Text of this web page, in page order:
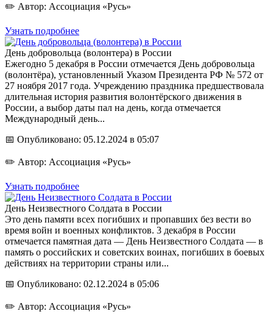
✏️ Автор: Ассоциация «Русь»
Узнать подробнее
День добровольца (волонтера) в России
Ежегодно 5 декабря в России отмечается День добровольца
(волонтёра), установленный Указом Президента РФ № 572 от
27 ноября 2017 года. Учреждению праздника предшествовала
длительная история развития волонтёрского движения в
России, а выбор даты пал на день, когда отмечается
Международный день...
📅 Опубликовано: 05.12.2024 в 05:07
✏️ Автор: Ассоциация «Русь»
Узнать подробнее
День Неизвестного Солдата в России
Это день памяти всех погибших и пропавших без вести во
время войн и военных конфликтов. 3 декабря в России
отмечается памятная дата — День Неизвестного Солдата — в
память о российских и советских воинах, погибших в боевых
действиях на территории страны или...
📅 Опубликовано: 02.12.2024 в 05:06
✏️ Автор: Ассоциация «Русь»